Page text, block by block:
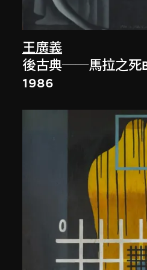
王廣義
後古典──馬拉之死
1986